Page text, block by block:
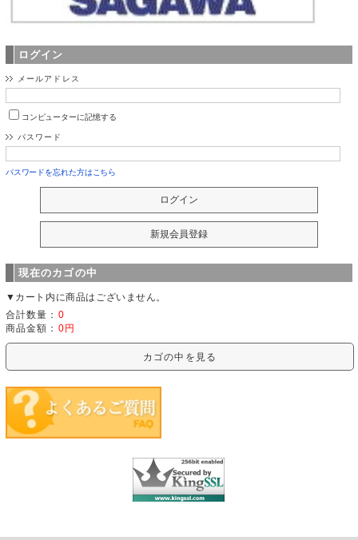
ログイン
メールアドレス
コンピューターに記憶する
パスワード
パスワードを忘れた方はこちら
現在のカゴの中
▼カート内に商品はございません。
合計数量： 0
商品金額： 0円
カゴの中を見る